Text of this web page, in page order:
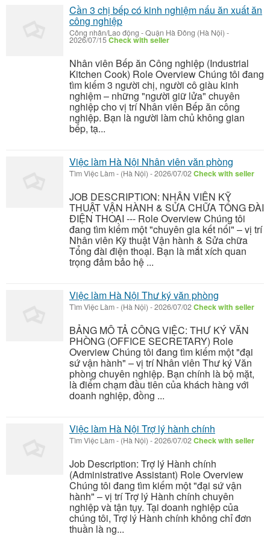
Cần 3 chị bếp có kinh nghiệm nấu ăn xuất ăn
công nghiệp
Công nhân/Lao động -Quận Hà Đông (Hà Nội) -
2026/07/15Check with seller
Nhân viên Bếp ăn Công nghiệp (Industrial
Kitchen Cook) Role Overview Chúng tôi đang
tìm kiếm 3 người chị, người cô giàu kinh
nghiệm – những "người giữ lửa" chuyên
nghiệp cho vị trí Nhân viên Bếp ăn công
nghiệp. Bạn là người làm chủ không gian
bếp, tạ...
Việc làm Hà Nội Nhân viên văn phòng
Tìm Việc Làm- (Hà Nội) -2026/07/02Check with seller
JOB DESCRIPTION: NHÂN VIÊN KỸ
THUẬT VẬN HÀNH & SỬA CHỮA TỔNG ĐÀI
ĐIỆN THOẠI --- Role Overview Chúng tôi
đang tìm kiếm một "chuyên gia kết nối" – vị trí
Nhân viên Kỹ thuật Vận hành & Sửa chữa
Tổng đài điện thoại. Bạn là mắt xích quan
trọng đảm bảo hệ ...
Việc làm Hà Nội Thư ký văn phòng
Tìm Việc Làm- (Hà Nội) -2026/07/02Check with seller
BẢNG MÔ TẢ CÔNG VIỆC: THƯ KÝ VĂN
PHÒNG (OFFICE SECRETARY) Role
Overview Chúng tôi đang tìm kiếm một "đại
sứ vận hành" – vị trí Nhân viên Thư ký Văn
phòng chuyên nghiệp. Bạn chính là bộ mặt,
là điểm chạm đầu tiên của khách hàng với
doanh nghiệp, đồng ...
Việc làm Hà Nội Trợ lý hành chính
Tìm Việc Làm- (Hà Nội) -2026/07/02Check with seller
Job Description: Trợ lý Hành chính
(Administrative Assistant) Role Overview
Chúng tôi đang tìm kiếm một "đại sứ vận
hành" – vị trí Trợ lý Hành chính chuyên
nghiệp và tận tụy. Tại doanh nghiệp của
chúng tôi, Trợ lý Hành chính không chỉ đơn
thuần là ng...